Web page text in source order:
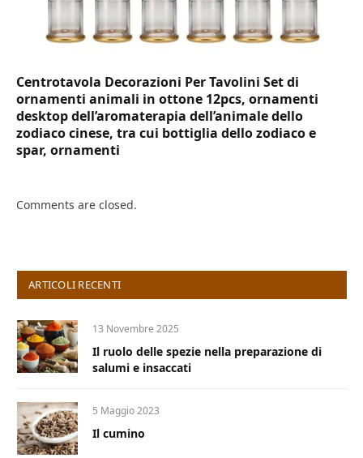
Centrotavola Decorazioni Per Tavolini Set di
ornamenti animali in ottone 12pcs, ornamenti
desktop dell’aromaterapia dell’animale dello
zodiaco cinese, tra cui bottiglia dello zodiaco e
spar, ornamenti
Comments are closed.
ARTICOLI RECENTI
13 Novembre 2025
Il ruolo delle spezie nella preparazione di
salumi e insaccati
5 Maggio 2023
Il cumino